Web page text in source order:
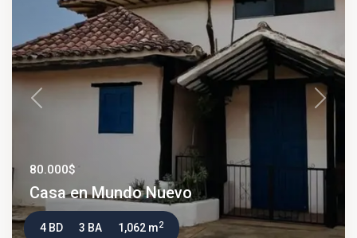
Previous Next
80.000$
Casa en Mundo Nuevo
4 BD 3 BA 1,062 m2